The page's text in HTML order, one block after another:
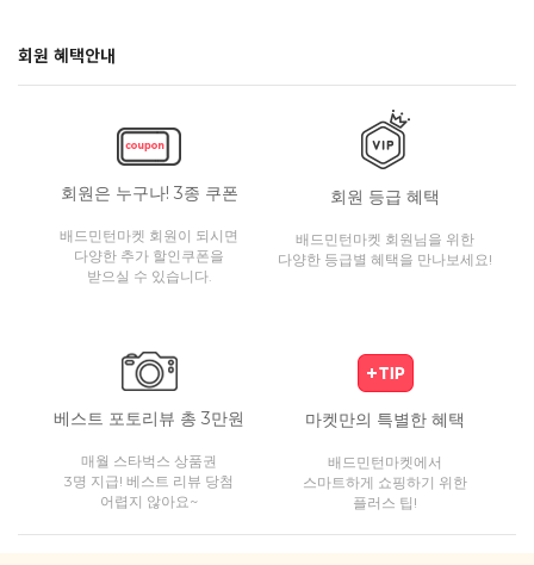
회원 혜택안내
회원은 누구나! 3종 쿠폰
배드민턴마켓 회원이 되시면
다양한 추가 할인쿠폰을
받으실 수 있습니다.
회원 등급 혜택
배드민턴마켓 회원님을 위한
다양한 등급별 혜택을 만나보세요!
베스트 포토리뷰 총 3만원
매월 스타벅스 상품권
3명 지급! 베스트 리뷰 당첨
어렵지 않아요~
마켓만의 특별한 혜택
배드민턴마켓에서
스마트하게 쇼핑하기 위한
플러스 팁!